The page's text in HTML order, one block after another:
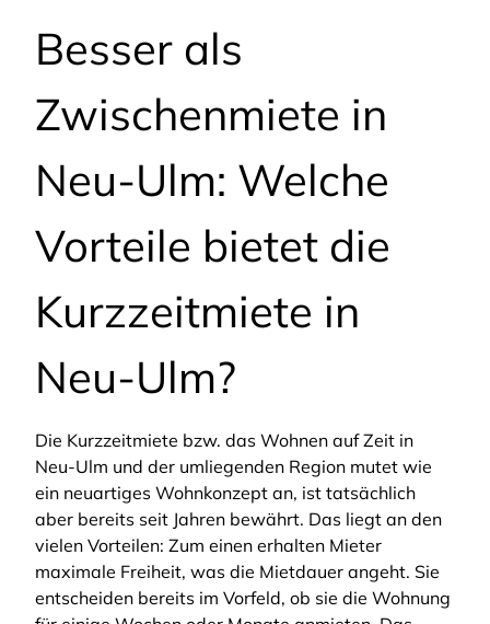
Besser als
Zwischenmiete in
Neu-Ulm: Welche
Vorteile bietet die
Kurzzeitmiete in
Neu-Ulm?
Die Kurzzeitmiete bzw. das Wohnen auf Zeit in
Neu-Ulm und der umliegenden Region mutet wie
ein neuartiges Wohnkonzept an, ist tatsächlich
aber bereits seit Jahren bewährt. Das liegt an den
vielen Vorteilen: Zum einen erhalten Mieter
maximale Freiheit, was die Mietdauer angeht. Sie
entscheiden bereits im Vorfeld, ob sie die Wohnung